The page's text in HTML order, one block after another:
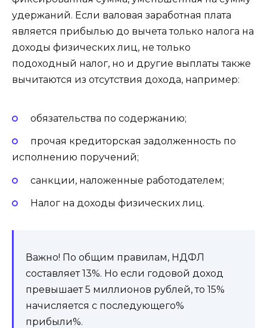
удержаний. Если валовая заработная плата
является прибылью до вычета только налога на
доходы физических лиц, не только
подоходный налог, но и другие выплаты также
вычитаются из отсутствия дохода, например:
обязательства по содержанию;
прочая кредиторская задолженность по
исполнению поручений;
санкции, наложенные работодателем;
Налог на доходы физических лиц.
Важно! По общим правилам, НДФЛ
составляет 13%. Но если годовой доход
превышает 5 миллионов рублей, то 15%
начисляется с последующего%
прибыли%.